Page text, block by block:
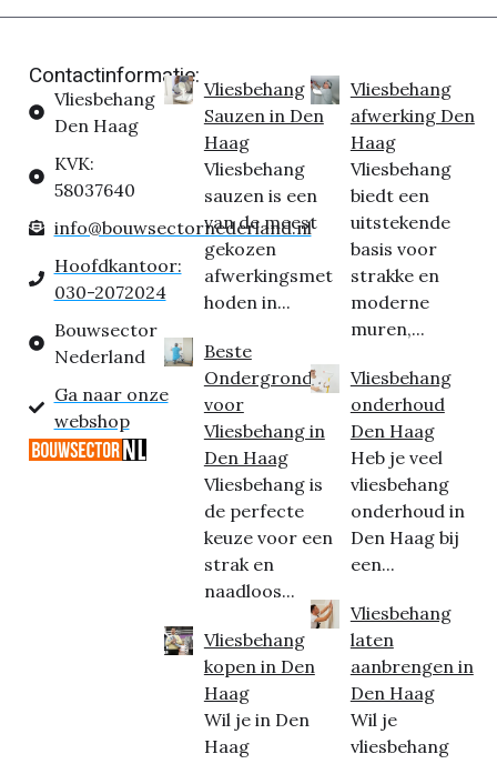
Contactinformatie:
Vliesbehang
Den Haag
KVK:
58037640
info@bouwsectornederland.nl
Hoofdkantoor:
030-2072024
Bouwsector
Nederland
Ga naar onze
webshop
Vliesbehang
Sauzen in Den
Haag
Vliesbehang
sauzen is een
van de meest
gekozen
afwerkingsmet
hoden in...
Beste
Ondergrond
voor
Vliesbehang in
Den Haag
Vliesbehang is
de perfecte
keuze voor een
strak en
naadloos...
Vliesbehang
kopen in Den
Haag
Wil je in Den
Haag
Vliesbehang
afwerking Den
Haag
Vliesbehang
biedt een
uitstekende
basis voor
strakke en
moderne
muren,...
Vliesbehang
onderhoud
Den Haag
Heb je veel
vliesbehang
onderhoud in
Den Haag bij
een...
Vliesbehang
laten
aanbrengen in
Den Haag
Wil je
vliesbehang